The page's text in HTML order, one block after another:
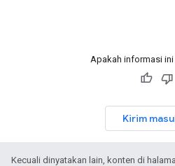
Apakah informasi
Kirim
Kecuali dinyatakan lain, konten di